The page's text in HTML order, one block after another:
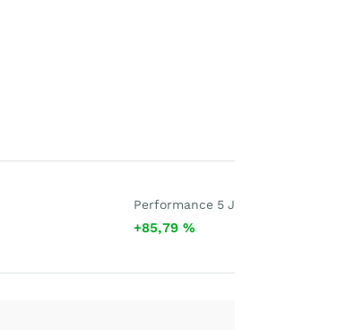
Performance 5 J
+85,79 %